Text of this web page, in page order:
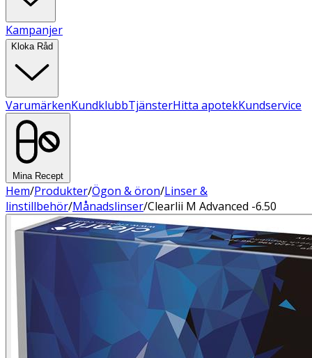
Kampanjer
Kloka Råd
VarumärkenKundklubbTjänsterHitta apotekKundservice
Mina Recept
Hem/Produkter/Ögon & öron/Linser &
linstillbehör/Månadslinser/Clearlii M Advanced -6.50